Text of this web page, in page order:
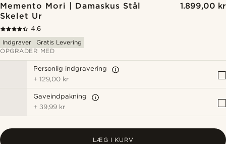
Memento Mori | Damaskus Stål
Skelet Ur
1.899,00 kr
4.6
Indgraver
Gratis Levering
OPGRADER MED
Personlig indgravering
+129,00 kr
Gaveindpakning
+ 39,99 kr
LÆG I KURV